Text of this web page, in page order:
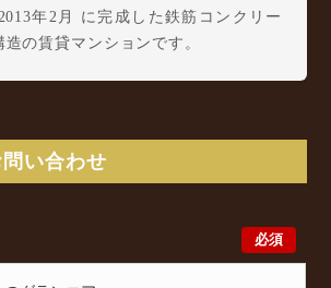
年2月 に完成した鉄筋コンクリー
造の賃貸マンションです。
歩9分 からアクセスが可能となって
旭町3丁目2-36周辺エリアで賃貸物
お探しでしたら、ぜひ大阪分譲賃貸
い合わせ
必須